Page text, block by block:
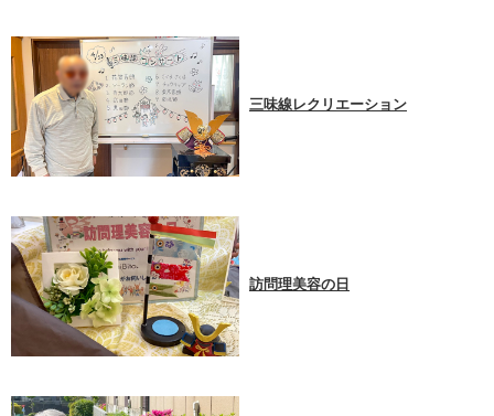
三味線レクリエーション
訪問理美容の日